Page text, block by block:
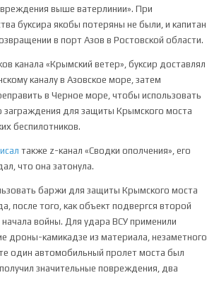
выше ватерлинии». При
буксира якобы потеряны не были, и капитан
в порт Азов в Ростовской области.
канала «Крымский ветер», буксир доставлял
каналу в Азовское море, затем
в Черное море, чтобы использовать
заграждения для защиты Крымского моста
беспилотников.
также z-канал «Сводки ополчения», его
что она затонула.
баржи для защиты Крымского моста
после того, как объект подвергся второй
войны. Для удара ВСУ применили
дроны-камикадзе из материала, незаметного
один автомобильный пролет моста был
значительные повреждения, два